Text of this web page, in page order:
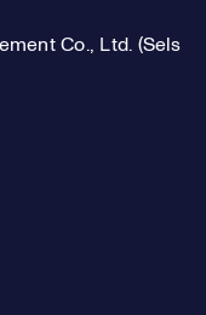
Co., Ltd. (Sels